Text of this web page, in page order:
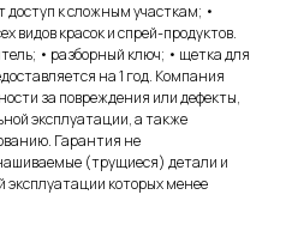
доступ к сложным участкам; •
видов красок и спрей-продуктов.
• разборный ключ; • щетка для
на 1 год. Компания
за повреждения или дефекты,
эксплуатации, а также
Гарантия не
(трущиеся) детали и
эксплуатации которых менее